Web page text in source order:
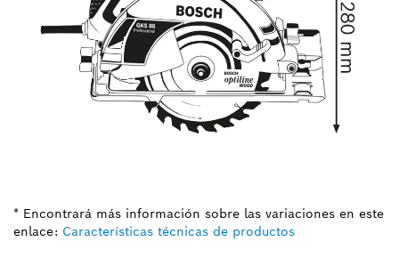
* Encontrará más información sobre las variaciones en este
enlace: Características técnicas de productos